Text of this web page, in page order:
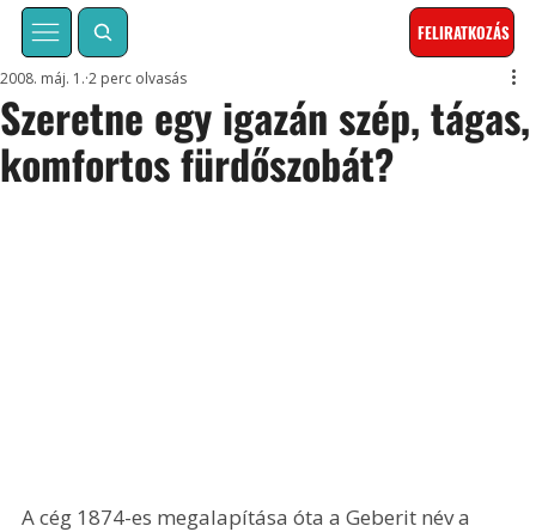
FELIRATKOZÁS
Szeretne egy igazán szép, tágas,
komfortos fürdőszobát?
2008. máj. 1. 2 perc olvasás
A cég 1874-es megalapítása óta a Geberit név a